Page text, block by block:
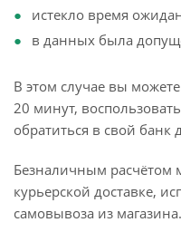
истекло время
в данных была
В этом случае вы
20 минут,
обратиться в свой банк
Безналичным расчётом
курьерской доставке,
самовывоза из магазина.